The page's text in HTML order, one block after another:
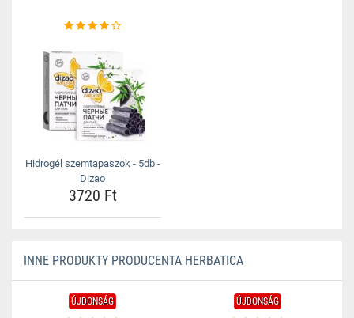
Hidrogél szemtapaszok - 5db -
Dizao
3720 Ft
INNE PRODUKTY PRODUCENTA HERBATICA
ÚJDONSÁG ÚJDONSÁG